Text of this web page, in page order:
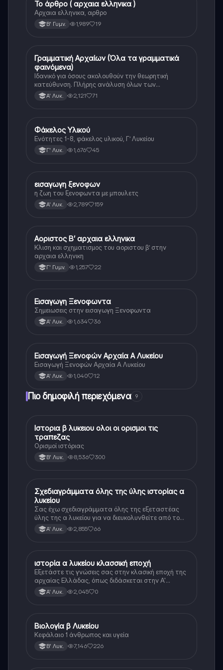
Αρχαία Ελληνικά
Το άρθρο ( αρχαια ελληνικα )
Αρχαια ελληνικα, αρθρο
Β' Γυμν. 1,989 19
Αρχαία Ελληνικά
Γραμματική Αρχαίων (Όλα τα γραμματικά
φαινόμενα)
Ιδανικό για όσους ακολουθούν την θεωρητική
κατεύθυνση. Πλήρης ανάλυση όλων των
γραμματικών φαινομένων της αρχαίας Ελληνικής.
Α' Λυκ. 2,121 71
Αρχαία Ελληνικά
Φάκελος Υλικού
Ενότητες 1-8, φάκελος υλικού, Γ’ Λυκείου
Γ' Λυκ. 1,676 45
Αρχαία Ελληνικά
εισαγωγη ξενοφων
η ζωη του ξενοφωντα με μπουλετς
Α' Λυκ. 2,789 159
Αρχαία Ελληνικά
Αοριστος Β’ αρχαια ελληνικα
Κλιση και σχηματισμος του αοριστου β’ στην
αρχαια ελληνικη
Γ' Γυμν. 1,257 22
Αρχαία Ελληνικά
Εισαγωγη Ξενοφωντα
Σημειωσεις στην εισαγωγη Ξενοφωντα
Α' Λυκ. 1,634 36
Αρχαία Ελληνικά
Εισαγωγή Ξενοφών Αρχαία Α Λυκείου
Εισαγωγή Ξενοφών Αρχαία Α Λυκείου
Α' Λυκ. 1,040 12
Πιο δημοφιλή περιεχόμενα 9
Ιστορία
Ιστορια β λυκειου ολοι οι ορισμοι τις
τραπεζας
Ορισμοί ιστόριας
Β' Λυκ. 8,536 300
Ιστορία
Σχεδιαγράμματα όλης της ύλης ιστορίας α
λυκείου
Σας έχω σχεδιαγράμματα όλης της εξεταστέας
ύλης της α λυκείου για να διευκολυνθείτε από το
τεράστιο βάρος του βιβλίου
Α' Λυκ. 2,855 66
Ιστορία
ιστορία α λυκείου κλασσική εποχή
Εξετάστε τις γνώσεις σας στην κλασική εποχή της
αρχαίας Ελλάδας, όπως διδάσκεται στην Α'
Λυκείου.Α' Λυκ. 2,045 0
Βιολογία
Βιολογία β Λυκείου
Κεφάλαιο 1 άνθρωπος και υγεία
Β' Λυκ. 7,146 226